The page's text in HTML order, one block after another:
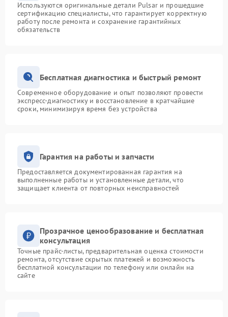
Используются оригинальные детали Pulsar и прошедшие
сертификацию специалисты, что гарантирует корректную
работу после ремонта и сохранение гарантийных
обязательств
Бесплатная диагностика и быстрый ремонт
Современное оборудование и опыт позволяют провести
экспресс-диагностику и восстановление в кратчайшие
сроки, минимизируя время без устройства
Гарантия на работы и запчасти
Предоставляется документированная гарантия на
выполненные работы и установленные детали, что
защищает клиента от повторных неисправностей
Прозрачное ценообразование и бесплатная
консультация
Точные прайс-листы, предварительная оценка стоимости
ремонта, отсутствие скрытых платежей и возможность
бесплатной консультации по телефону или онлайн на
сайте